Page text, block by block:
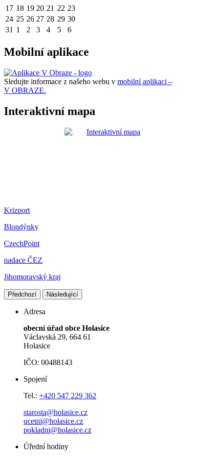
17 18 19 20 21 22 23
24 25 26 27 28 29 30
31 1 2 3 4 5 6
Mobilní aplikace
Sledujte informace z našeho webu v mobilní aplikaci –
V OBRAZE.
Interaktivní mapa
Krizport
Blondýnky
CzechPoint
nadace ČEZ
Jihomoravský kraj
Předchozí Následující
Adresa
obecní úřad obce Holasice
Václavská 29, 664 61
Holasice
IČO: 00488143
Spojení
Tel.: +420 547 229 362
starosta@holasice.cz
ucetni@holasice.cz
pokladni@holasice.cz
Úřední hodiny